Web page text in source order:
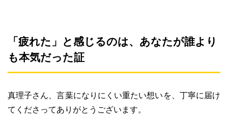
「疲れた」と感じるのは、あなたが誰より
も本気だった証
真理子さん、言葉になりにくい重たい想いを、丁寧に届け
てくださってありがとうございます。